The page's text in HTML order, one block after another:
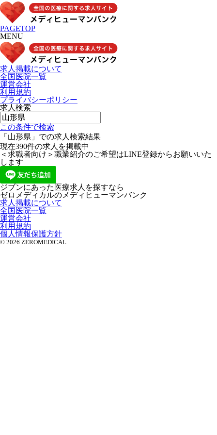
PAGETOP
MENU
求人掲載について
全国医院一覧
運営会社
利用規約
プライバシーポリシー
求人検索
この条件で検索
「山形県」での求人検索結果
現在390件の求人を掲載中
＜求職者向け＞職業紹介のご希望はLINE登録からお願いいた
します
ジブンにあった医療求人を探すなら
ゼロメディカルの メディヒューマンバンク
求人掲載について
全国医院一覧
運営会社
利用規約
個人情報保護方針
© 2026 ZEROMEDICAL